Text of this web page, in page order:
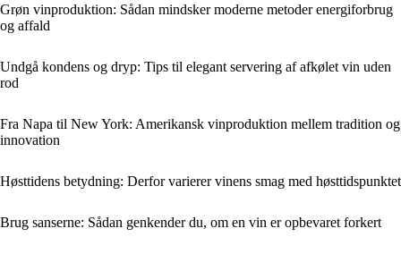
Grøn vinproduktion: Sådan mindsker moderne metoder energiforbrug
og affald
Undgå kondens og dryp: Tips til elegant servering af afkølet vin uden
rod
Fra Napa til New York: Amerikansk vinproduktion mellem tradition og
innovation
Høsttidens betydning: Derfor varierer vinens smag med høsttidspunktet
Brug sanserne: Sådan genkender du, om en vin er opbevaret forkert